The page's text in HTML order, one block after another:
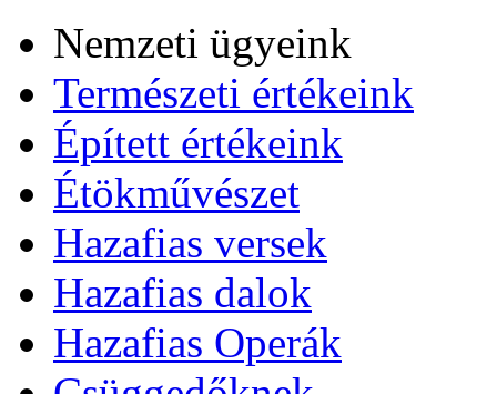
Nemzeti ügyeink
Természeti értékeink
Épített értékeink
Étökművészet
Hazafias versek
Hazafias dalok
Hazafias Operák